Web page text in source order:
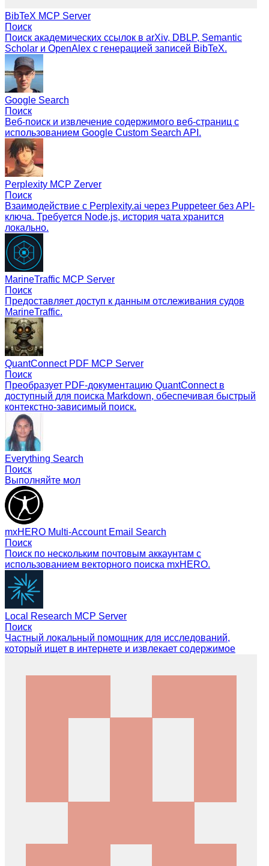
BibTeX MCP Server
Поиск
Поиск академических ссылок в arXiv, DBLP, Semantic
Scholar и OpenAlex с генерацией записей BibTeX.
Google Search
Поиск
Веб-поиск и извлечение содержимого веб-страниц с
использованием Google Custom Search API.
Perplexity MCP Zerver
Поиск
Взаимодействие с Perplexity.ai через Puppeteer без API-
ключа. Требуется Node.js, история чата хранится
локально.
MarineTraffic MCP Server
Поиск
Предоставляет доступ к данным отслеживания судов
MarineTraffic.
QuantConnect PDF MCP Server
Поиск
Преобразует PDF-документацию QuantConnect в
доступный для поиска Markdown, обеспечивая быстрый
контекстно-зависимый поиск.
Everything Search
Поиск
Выполняйте мол
mxHERO Multi-Account Email Search
Поиск
Поиск по нескольким почтовым аккаунтам с
использованием векторного поиска mxHERO.
Local Research MCP Server
Поиск
Частный локальный помощник для исследований,
который ищет в интернете и извлекает содержимое